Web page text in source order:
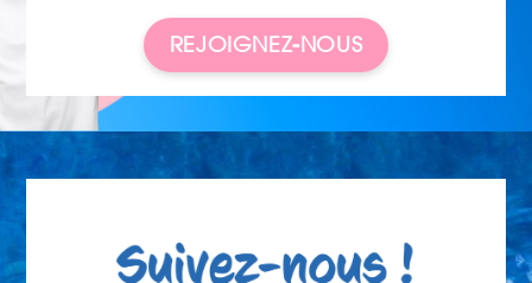
REJOIGNEZ-NOUS